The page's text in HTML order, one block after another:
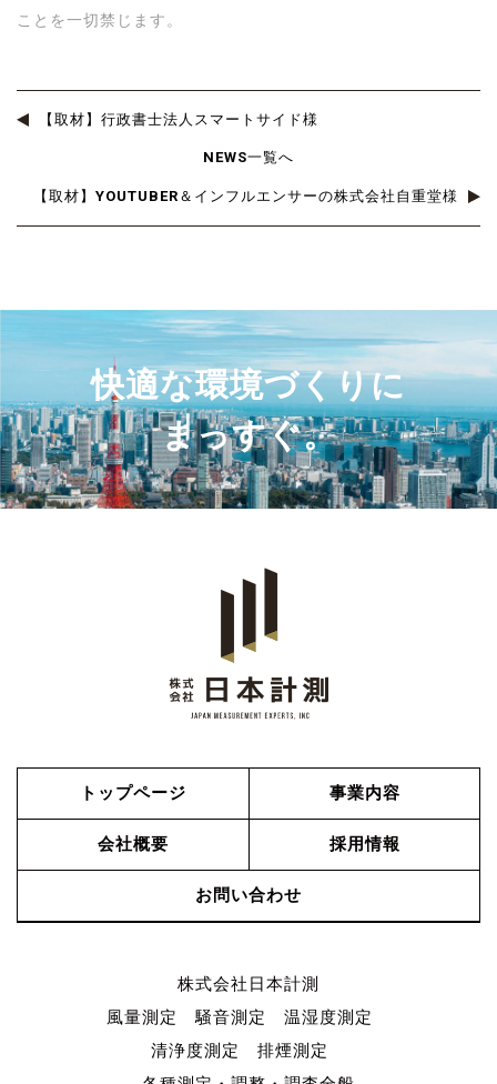
ことを一切禁じます。
【取材】行政書士法人スマートサイド様
NEWS一覧へ
【取材】YOUTUBER＆インフルエンサーの株式会社自重堂様
快適な環境づくりに
まっすぐ。
トップページ 事業内容
会社概要 採用情報
お問い合わせ
株式会社日本計測
風量測定 騒音測定 温湿度測定
清浄度測定 排煙測定